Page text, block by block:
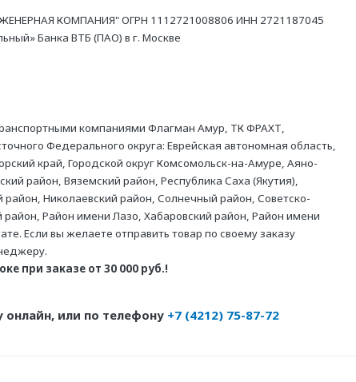
КОМПАНИЯ" ОГРН 1112721008806 ИНН 2721187045
Банка ВТБ (ПАО) в г. Москве
компаниями Флагман Амур, ТК ФРАХТ,
Федерального округа: Еврейская автономная область,
край, Городской округ Комсомольск-на-Амуре, Аяно-
район, Вяземский район, Республика Саха (Якутия),
Николаевский район, Солнечный район, Советско-
район, Район имени Лазо, Хабаровский район, Район имени
Если вы желаете отправить товар по своему заказу
при заказе от 30 000 руб.!
или по телефону +7 (4212) 75-87-72